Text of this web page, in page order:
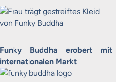
Funky Buddha erobert
internationalen Markt